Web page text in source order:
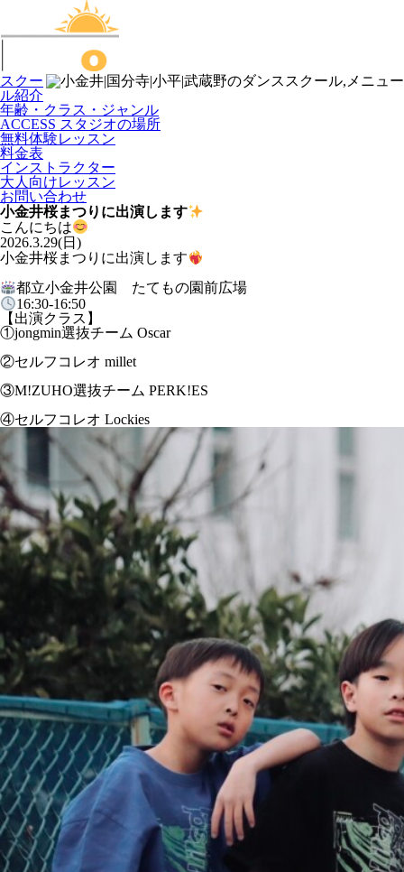
スクー
ル紹介
年齢・クラス・ジャンル
ACCESS スタジオの場所
無料体験レッスン
料金表
インストラクター
大人向けレッスン
お問い合わせ
小金井桜まつりに出演します
こんにちは
2026.3.29(日)
小金井桜まつりに出演します
都立小金井公園 たてもの園前広場
16:30-16:50
【出演クラス】
①jongmin選抜チーム Oscar
②セルフコレオ millet
③M!ZUHO選抜チーム PERK!ES
④セルフコレオ Lockies